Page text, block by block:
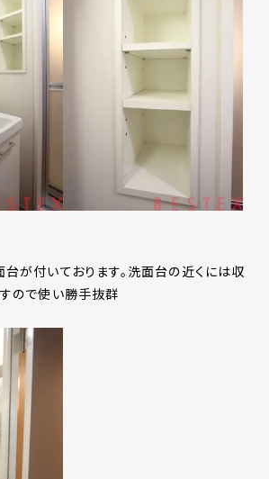
が付いております。洗面台の近くには収
ので使い勝手抜群